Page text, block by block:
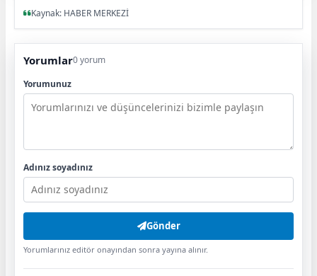
Kaynak: HABER MERKEZİ
Yorumlar0 yorum
Yorumunuz
Adınız soyadınız
Gönder
Yorumlarınız editör onayından sonra yayına alınır.